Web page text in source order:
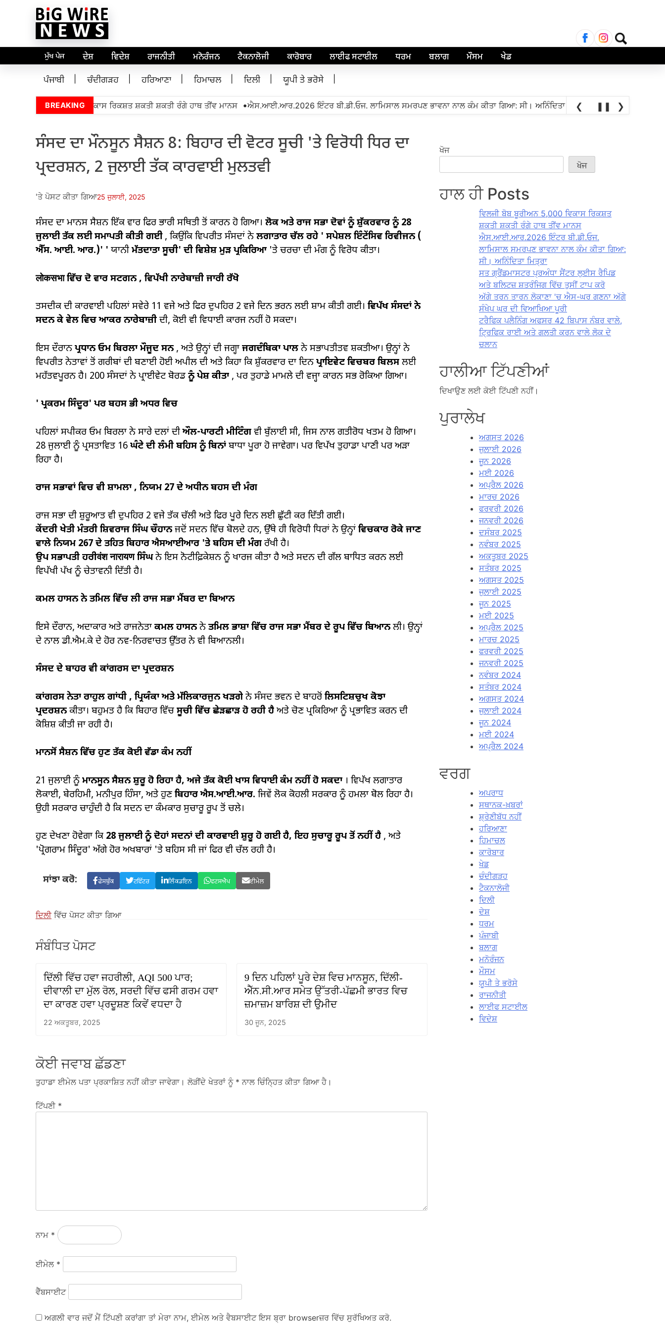
ਲਈ
ਖੋਜ:
ਮੁੱਖ ਪੇਜ ਦੇਸ਼ ਵਿਦੇਸ਼ ਰਾਜਨੀਤੀ ਮਨੋਰੰਜਨ ਟੈਕਨਾਲੋਜੀ ਕਾਰੋਬਾਰ ਲਾਈਫ ਸਟਾਈਲ ਧਰਮ ਬਲਾਗ ਮੌਸਮ ਖੇਡ
ਪੰਜਾਬੀ ਚੰਦੀਗੜਹ ਹਰਿਆਣਾ ਹਿਮਾਚਲ ਦਿਲੀ ਯੂਪੀ ਤੇ ਭਰੋਸੇ
BREAKING
ਬੋਬ ਬੂਰੀਅਨ 5,000 ਵਿਕਾਸ ਰਿਕਸ਼ਤ ਸ਼ਕਤੀ ਸ਼ਕਤੀ ਰੰਗੇ ਹਾਥ ਤੀਂਵ ਮਾਨਸ •ਐਸ.ਆਈ.ਆਰ.2026 ਇੰਟਰ ਬੀ.ਡੀ.ਓਜ. ਲਾਮਿਸਾਲ ਸਮਰਪਣ ਭਾਵਨਾ ਨਾਲ ਕੰਮ ਕੀਤਾ ਗਿਆ: ਸੀ। ਅਨਿੰਦਿਤਾ ਮਿਤ੍ਰਾ ਸਤ ਗ੍ਰੈਂਡਮਾਸਟਰ
❮ ❚❚ ❯
ਸੰਸਦ ਦਾ ਮੌਨਸੂਨ ਸੈਸ਼ਨ 8: ਬਿਹਾਰ ਦੀ ਵੋਟਰ ਸੂਚੀ 'ਤੇ ਵਿਰੋਧੀ ਧਿਰ ਦਾ
ਪ੍ਰਦਰਸ਼ਨ, 2 ਜੁਲਾਈ ਤੱਕ ਕਾਰਵਾਈ ਮੁਲਤਵੀ
'ਤੇ ਪੋਸਟ ਕੀਤਾ ਗਿਆ25 ਜੁਲਾਈ, 2025
ਸੰਸਦ ਦਾ ਮਾਨਸ ਸੈਸ਼ਨ ਇੱਕ ਵਾਰ ਫਿਰ ਭਾਰੀ ਸਥਿਤੀ ਤੋਂ ਕਾਰਨ ਹੋ ਗਿਆ। ਲੋਕ ਅਤੇ ਰਾਜ ਸਭਾ ਦੋਵਾਂ ਨੂੰ ਸ਼ੁੱਕਰਵਾਰ ਨੂੰ 28
ਜੁਲਾਈ ਤੱਕ ਲਈ ਸਮਾਪਤੀ ਕੀਤੀ ਗਈ, ਕਿਉਂਕਿ ਵਿਪਰੀਤ ਸੰਸਦਾਂ ਨੇ ਲਗਾਤਾਰ ਚੱਲ ਰਹੇ ' ਸਪੇਸ਼ਲ ਇੰਟੇਂਸਿਵ ਰਿਵੀਜਨ (
ਐੱਸ. ਆਈ. ਆਰ.)' ' ਯਾਨੀ ਮੱਤਦਾਤਾ ਸੂਚੀ' ਦੀ ਵਿਸ਼ੇਸ਼ ਮੁੜ ਪ੍ਰਕਿਰਿਆ 'ਤੇ ਚਰਚਾ ਦੀ ਮੰਗ ਨੂੰ ਵਿਰੋਧ ਕੀਤਾ।
लोकसभा ਵਿੱਚ ਦੋ ਵਾਰ ਸਟਗਨ , ਵਿਪੱਖੀ ਨਾਰੇਬਾਜ਼ੀ ਜਾਰੀ ਰੱਖੋ
ਤਸਦੀਕ ਦੀ ਕਾਰਵਾਈ ਪਹਿਲਾਂ ਸਵੇਰੇ 11 ਵਜੇ ਅਤੇ ਫਿਰ ਦੁਪਹਿਰ 2 ਵਜੇ ਦਿਨ ਭਰਨ ਲਈ ਸ਼ਾਮ ਕੀਤੀ ਗਈ। ਵਿਪੱਖ ਸੰਸਦਾਂ ਨੇ
ਸਦਨ ਕੇ ਵੇਲ ਵਿਚ ਆਕਰ ਨਾਰੇਬਾਜ਼ੀ ਦੀ, ਕੋਈ ਵੀ ਵਿਧਾਈ ਕਾਰਜ ਨਹੀਂ ਹੋ ਸਕਦਾ।
ਇਸ ਦੌਰਾਨ ਪ੍ਰਧਾਨ ਓਮ ਬਿਰਲਾ ਮੌਜੂਦ ਸਨ , ਅਤੇ ਉਨ੍ਹਾਂ ਦੀ ਜਗ੍ਹਾ ਜਗਦੰਬਿਕਾ ਪਾਲ ਨੇ ਸਭਾਪਤੀਤਵ ਸ਼ਕਤੀਆ। ਉਨ੍ਹਾਂ ਨੇ
ਵਿਪਰੀਤ ਨੇਤਾਵਾਂ ਤੋਂ ਗਰੀਬਾਂ ਦੀ ਬਣਾਈ ਹੋਈ ਅਪੀਲ ਦੀ ਅਤੇ ਕਿਹਾ ਕਿ ਸ਼ੁੱਕਰਵਾਰ ਦਾ ਦਿਨ ਪ੍ਰਾਇਵੇਟ ਵਿਚਬਰ ਬਿਲਸ ਲਈ
ਮਹੱਤਵਪੂਰਨ ਹੈ। 200 ਸੰਸਦਾਂ ਨੇ ਪ੍ਰਾਈਵੇਟ ਬੋਰਡ ਨੂੰ ਪੇਸ਼ ਕੀਤਾ , ਪਰ ਤੁਹਾਡੇ ਮਾਮਲੇ ਦੀ ਵਜ੍ਹਾ ਕਾਰਨ ਸਭ ਰੋਕਿਆ ਗਿਆ।
' ਪ੍ਰਕਰਮ ਸਿੰਦੂਰ' ਪਰ ਬਹਸ ਭੀ ਅਧਰ ਵਿਚ
ਪਹਿਲਾਂ ਸਪੀਕਰ ਓਮ ਬਿਰਲਾ ਨੇ ਸਾਰੇ ਦਲਾਂ ਦੀਔਲ-ਪਾਰਟੀ ਮੀਟਿੰਗ ਵੀ ਬੁੱਲਾਈ ਸੀ, ਜਿਸ ਨਾਲ ਗਤੀਰੋਧ ਖਤਮ ਹੋ ਗਿਆ।
28 ਜੁਲਾਈ ਨੂੰ ਪ੍ਰਸਤਾਵਿਤ 16 ਘੰਟੇ ਦੀ ਲੰਮੀ ਬਹਿਸ ਨੂੰ ਬਿਨਾਂ ਬਾਧਾ ਪੂਰਾ ਹੋ ਜਾਵੇਗਾ। ਪਰ ਵਿਪੱਖ ਤੁਹਾਡਾ ਪਾਣੀ ਪਰ ਅੜਾ
ਰਿਹਾ ਹੈ।
ਰਾਜ ਸਭਾਵਾਂ ਵਿਚ ਵੀ ਸ਼ਾਮਲਾ , ਨਿਯਮ 27 ਦੇ ਅਧੀਨ ਬਹਸ ਦੀ ਮੰਗ
ਰਾਜ ਸਭਾ ਦੀ ਸ਼ੁਰੂਆਤ ਵੀ ਦੁਪਹਿਰ 2 ਵਜੇ ਤੱਕ ਚੱਲੀ ਅਤੇ ਫਿਰ ਪੂਰੇ ਦਿਨ ਲਈ ਛੁੱਟੀ ਕਰ ਦਿੱਤੀ ਗਈ।
ਕੇਂਦਰੀ ਖੇਤੀ ਮੰਤਰੀ ਸ਼ਿਵਰਾਜ ਸਿੰਘ ਚੌਹਾਨ ਜਦੋਂ ਸਦਨ ਵਿੱਚ ਬੋਲਦੇ ਹਨ, ਉੱਥੇ ਹੀ ਵਿਰੋਧੀ ਧਿਰਾਂ ਨੇ ਉਨ੍ਹਾਂ ਵਿਚਕਾਰ ਰੋਕੇ ਜਾਣ
ਵਾਲੇ ਨਿਯਮ 267 ਦੇ ਤਹਿਤ ਬਿਹਾਰਐਸਆਈਆਰ 'ਤੇ ਬਹਿਸ ਦੀ ਮੰਗ ਰੱਖੀ ਹੈ।
ਉਪ ਸਭਾਪਤੀ ਹਰੀवंश नारायण ਸਿੰਘਨੇ ਇਸ ਨੋਟੀਫ਼ਿਕੇਸ਼ਨ ਨੂੰ ਖਾਰਜ ਕੀਤਾ ਹੈ ਅਤੇ ਸਦਨ ਦੀ ਗੱਲ ਬਾਧਿਤ ਕਰਨ ਲਈ
ਵਿਪੱਖੀ ਪੱਖ ਨੂੰ ਚੇਤਾਵਨੀ ਦਿੱਤੀ ਹੈ।
ਕਮਲ ਹਾਸਨ ਨੇ ਤਮਿਲ ਵਿੱਚ ਲੀ ਰਾਜ ਸਭਾ ਮੈਂਬਰ ਦਾ ਬਿਆਨ
ਇਸੇ ਦੌਰਾਨ, ਅਦਾਕਾਰ ਅਤੇ ਰਾਜਨੇਤਾ ਕਮਲ ਹਾਸਨ ਨੇ ਤਮਿਲ ਭਾਸ਼ਾ ਵਿੱਚ ਰਾਜ ਸਭਾ ਮੈਂਬਰ ਦੇ ਰੂਪ ਵਿੱਚ ਬਿਆਨ ਲੀ। ਉਨ੍ਹਾਂ
ਦੇ ਨਾਲ ਡੀ.ਐਮ.ਕੇ ਦੇ ਹੋਰ ਨਵ-ਨਿਰਵਾਚਤ ਉੱਤਰ ਨੇ ਵੀ ਬਿਆਨਲੀ।
ਸੰਸਦ ਦੇ ਬਾਹਰ ਵੀ ਕਾਂਗਰਸ ਦਾ ਪ੍ਰਦਰਸ਼ਨ
ਕਾਂਗਰਸ ਨੇਤਾ ਰਾਹੁਲ ਗਾਂਧੀ , ਪ੍ਰਿਯੰਕਾ ਅਤੇ ਮੱਲਿਕਾਰਜੁਨ ਖੜਗੇ ਨੇ ਸੰਸਦ ਭਵਨ ਦੇ ਬਾਹਰੋਂ ਲਿਸਟਿਸ਼ਚੁਖ ਕੋਝਾ
ਪ੍ਰਦਰਸ਼ਨ ਕੀਤਾ। ਬਹੁਮਤ ਹੈ ਕਿ ਬਿਹਾਰ ਵਿੱਚ ਸੂਚੀ ਵਿੱਚ ਛੇੜਛਾੜ ਹੋ ਰਹੀ ਹੈਅਤੇ ਚੋਣ ਪ੍ਰਕਿਰਿਆ ਨੂੰ ਪ੍ਰਭਾਵਿਤ ਕਰਨ ਦੀ
ਕੋਸ਼ਿਸ਼ ਕੀਤੀ ਜਾ ਰਹੀ ਹੈ।
ਮਾਨਸੋਂ ਸੈਸ਼ਨ ਵਿੱਚ ਹੁਣ ਤੱਕ ਕੋਈ ਵੱਡਾ ਕੰਮ ਨਹੀਂ
21 ਜੁਲਾਈ ਨੂੰ ਮਾਨਸੂਨ ਸੈਸ਼ਨ ਸ਼ੁਰੂ ਹੋ ਰਿਹਾ ਹੈ, ਅਜੇ ਤੱਕ ਕੋਈ ਖਾਸ ਵਿਧਾਈ ਕੰਮ ਨਹੀਂ ਹੋ ਸਕਦਾ । ਵਿਪੱਖ ਲਗਾਤਾਰ
ਲੋਕਾਈ, ਬੇਰਹਿਮੀ, ਮਨੀਪੁਰ ਹਿੰਸਾ, ਅਤੇ ਹੁਣ ਬਿਹਾਰਐਸ.ਆਈ.ਆਰ. ਜਿਵੇਂ ਲੋਕ ਕੋਹਲੀ ਸਰਕਾਰ ਨੂੰ ਹਮਲਾ ਬੋਲ ਰਿਹਾ ਹੈ।
ਉਹੀ ਸਰਕਾਰ ਚਾਹੁੰਦੀ ਹੈ ਕਿ ਸਦਨ ਦਾ ਕੰਮਕਾਰ ਸੁਚਾਰੂ ਰੂਪ ਤੋਂ ਚਲੇ।
ਹੁਣ ਦੇਖਣਾ ਹੋਵੇਗਾ ਕਿ 28 ਜੁਲਾਈ ਨੂੰ ਦੋਹਾਂ ਸਦਨਾਂ ਦੀ ਕਾਰਵਾਈ ਸ਼ੁਰੂ ਹੋ ਗਈ ਹੈ, ਇਹ ਸੁਚਾਰੂ ਰੂਪ ਤੋਂ ਨਹੀਂ ਹੈ , ਅਤੇ
'ਪ੍ਰੋਗਰਾਮ ਸਿੰਦੂਰ' ਅੱਗੇ ਹੋਰ ਅਖਬਾਰਾਂ 'ਤੇ ਬਹਿਸ ਸੀ ਜਾਂ ਫਿਰ ਵੀ ਚੱਲ ਰਹੀ ਹੈ।
ਸਾਂਝਾ ਕਰੋ: ਫੇਸਬੁੱਕ ਟਵਿੱਟਰ ਲਿੰਕਡਇਨ ਵਟਸਐਪ ਈਮੇਲ
ਦਿਲੀਵਿੱਚ ਪੋਸਟ ਕੀਤਾ ਗਿਆ
ਸੰਬੰਧਿਤ ਪੋਸਟ
ਦਿੱਲੀ ਵਿੱਚ ਹਵਾ ਜਹਰੀਲੀ, AQI 500 ਪਾਰ;
ਦੀਵਾਲੀ ਦਾ ਮੁੱਲ ਰੋਲ, ਸਰਦੀ ਵਿੱਚ ਫਸੀ ਗਰਮ ਹਵਾ
ਦਾ ਕਾਰਣ ਹਵਾ ਪ੍ਰਦੂਸ਼ਣ ਕਿਵੇਂ ਵਧਦਾ ਹੈ
22 ਅਕਤੂਬਰ, 2025
9 ਦਿਨ ਪਹਿਲਾਂ ਪੂਰੇ ਦੇਸ਼ ਵਿਚ ਮਾਨਸੂਨ, ਦਿੱਲੀ-
ਐੱਨ.ਸੀ.ਆਰ ਸਮੇਤ ਉੱਤਰੀ-ਪੱਛਮੀ ਭਾਰਤ ਵਿਚ
ਜ਼ਮਾਜ਼ਮ ਬਾਰਿਸ਼ ਦੀ ਉਮੀਦ
30 ਜੂਨ, 2025
ਕੋਈ ਜਵਾਬ ਛੱਡਣਾ
ਤੁਹਾਡਾ ਈਮੇਲ ਪਤਾ ਪ੍ਰਕਾਸ਼ਿਤ ਨਹੀਂ ਕੀਤਾ ਜਾਵੇਗਾ। ਲੋੜੀਂਦੇ ਖੇਤਰਾਂ ਨੂੰ * ਨਾਲ ਚਿੰਨ੍ਹਿਤ ਕੀਤਾ ਗਿਆ ਹੈ।
ਟਿੱਪਣੀ *
ਨਾਮ *
ਈਮੇਲ *
ਵੈੱਬਸਾਈਟ
ਅਗਲੀ ਵਾਰ ਜਦੋਂ ਮੈਂ ਟਿੱਪਣੀ ਕਰਾਂਗਾ ਤਾਂ ਮੇਰਾ ਨਾਮ, ਈਮੇਲ ਅਤੇ ਵੈਬਸਾਈਟ ਇਸ ਬ੍ਰਾ browserਜ਼ਰ ਵਿੱਚ ਸੁਰੱਖਿਅਤ ਕਰੋ.
ਖੋਜ
ਖੋਜ
ਹਾਲ ਹੀ Posts
ਵਿਲਜੀ ਬੋਬ ਬੂਰੀਅਨ 5,000 ਵਿਕਾਸ ਰਿਕਸ਼ਤ
ਸ਼ਕਤੀ ਸ਼ਕਤੀ ਰੰਗੇ ਹਾਥ ਤੀਂਵ ਮਾਨਸ
ਐਸ.ਆਈ.ਆਰ.2026 ਇੰਟਰ ਬੀ.ਡੀ.ਓਜ.
ਲਾਮਿਸਾਲ ਸਮਰਪਣ ਭਾਵਨਾ ਨਾਲ ਕੰਮ ਕੀਤਾ ਗਿਆ:
ਸੀ। ਅਨਿੰਦਿਤਾ ਮਿਤ੍ਰਾ
ਸਤ ਗ੍ਰੈਂਡਮਾਸਟਰ ਪ੍ਰਅੰਧਾ ਸੈਂਟਰ ਲੁਈਸ ਰੈਪਿਡ
ਅਤੇ ਬਲਿਟਜ਼ ਸ਼ਤਰੰਜਿਗ ਵਿੱਚ ਤੁਸੀਂ ਟਾਪ ਕਰੋ
ਅੱਗੇ ਤਰਨ ਤਾਰਨ ਲੋਕਾਣਾ 'ਚ ਐਸ-ਘਰ ਗਣਨਾ ਅੱਗੇ
ਸੰਖੇਪ ਘਰ ਦੀ ਵਿਆਖਿਆ ਪੂਰੀ
ਟਰੈਫਿਕ ਪਲੈਨਿੰਗ ਅਫਸਰ 42 ਬਿਪਾਸ ਨੰਬਰ ਵਾਲੇ,
ਟ੍ਰਿਫਿਕ ਰਾਈ ਅਤੇ ਗਲਤੀ ਕਰਨ ਵਾਲੇ ਲੋਕ ਦੇ
ਚਲਾਨ
ਹਾਲੀਆ ਟਿੱਪਣੀਆਂ
ਦਿਖਾਉਣ ਲਈ ਕੋਈ ਟਿੱਪਣੀ ਨਹੀਂ।
ਪੁਰਾਲੇਖ
ਅਗਸਤ 2026
ਜੁਲਾਈ 2026
ਜੂਨ 2026
ਮਈ 2026
ਅਪ੍ਰੈਲ 2026
ਮਾਰਚ 2026
ਫਰਵਰੀ 2026
ਜਨਵਰੀ 2026
ਦਸੰਬਰ 2025
ਨਵੰਬਰ 2025
ਅਕਤੂਬਰ 2025
ਸਤੰਬਰ 2025
ਅਗਸਤ 2025
ਜੁਲਾਈ 2025
ਜੂਨ 2025
ਮਈ 2025
ਅਪ੍ਰੈਲ 2025
ਮਾਰਚ 2025
ਫਰਵਰੀ 2025
ਜਨਵਰੀ 2025
ਨਵੰਬਰ 2024
ਸਤੰਬਰ 2024
ਅਗਸਤ 2024
ਜੁਲਾਈ 2024
ਜੂਨ 2024
ਮਈ 2024
ਅਪ੍ਰੈਲ 2024
ਵਰਗ
ਅਪਰਾਧ
ਸਥਾਨਕ-ਖ਼ਬਰਾਂ
ਸ਼੍ਰੇਣੀਬੱਧ ਨਹੀਂ
ਹਰਿਆਣਾ
ਹਿਮਾਚਲ
ਕਾਰੋਬਾਰ
ਖੇਡ
ਚੰਦੀਗੜਹ
ਟੈਕਨਾਲੋਜੀ
ਦਿਲੀ
ਦੇਸ਼
ਧਰਮ
ਪੰਜਾਬੀ
ਬਲਾਗ
ਮਨੋਰੰਜਨ
ਮੌਸਮ
ਯੂਪੀ ਤੇ ਭਰੋਸੇ
ਰਾਜਨੀਤੀ
ਲਾਈਫ ਸਟਾਈਲ
ਵਿਦੇਸ਼